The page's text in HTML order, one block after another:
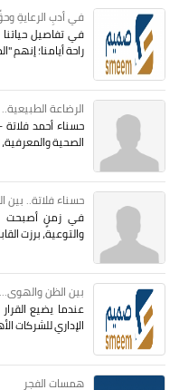
في أدبِ الرعايةِ
في تفاصيل
راحة أيامنا؛
الرضاعة
حسناء أحمد فلاتة
الصحية
حسناء فلاتة.. بين
في زمنٍ أصبحت
والتوعية، برزت
بين الظن
عندما يضيع
الإداري للشركات
همسات الفجر